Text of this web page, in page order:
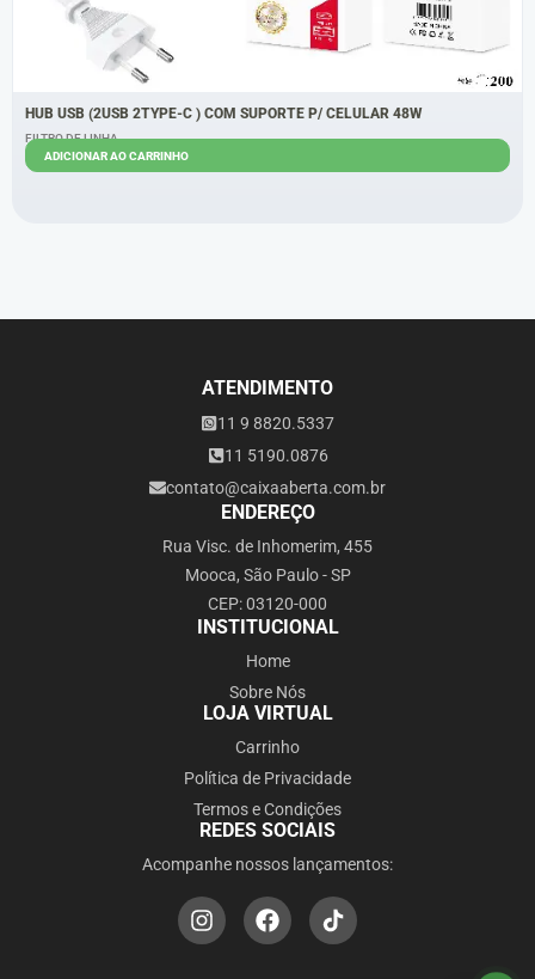
HUB USB (2USB 2TYPE-C ) COM SUPORTE P/ CELULAR 48W
FILTRO DE LINHA
ADICIONAR AO CARRINHO
ATENDIMENTO
11 9 8820.5337
11 5190.0876
contato@caixaaberta.com.br
ENDEREÇO
Rua Visc. de Inhomerim, 455
Mooca, São Paulo - SP
CEP: 03120-000
INSTITUCIONAL
Home
Sobre Nós
LOJA VIRTUAL
Carrinho
Política de Privacidade
Termos e Condições
REDES SOCIAIS
Acompanhe nossos lançamentos: